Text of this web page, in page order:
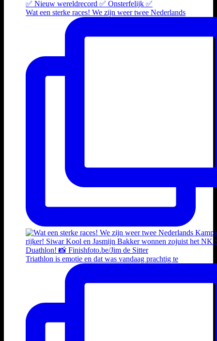
Wat een sterke races! We zijn weer twee Nederlands
Triathlon is emotie en dat was vandaag prachtig te